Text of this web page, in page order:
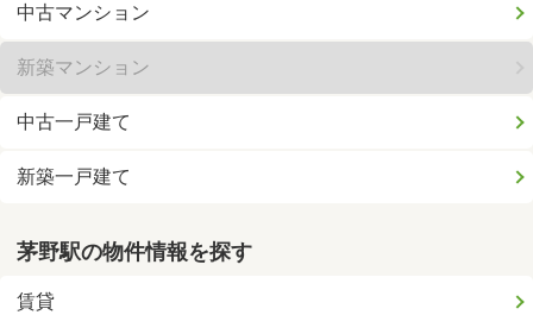
中古マンション
新築マンション
中古一戸建て
新築一戸建て
茅野駅の物件情報を探す
賃貸